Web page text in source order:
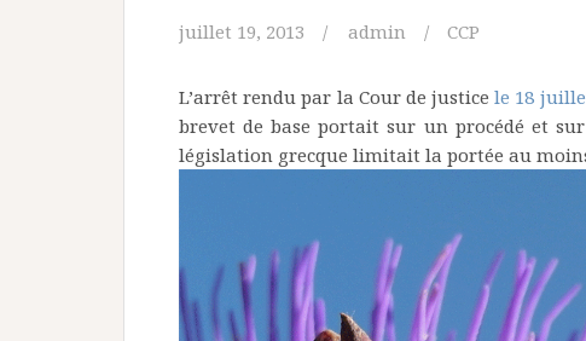
juillet 19, 2013 admin CCP
L’arrêt rendu par la Cour de justicele 18
brevet de base portait sur un procédé et
législation grecque limitait la portée au